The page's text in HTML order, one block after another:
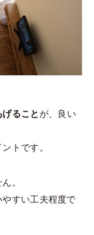
ること が、良い
トです。
。
すい工夫程度で